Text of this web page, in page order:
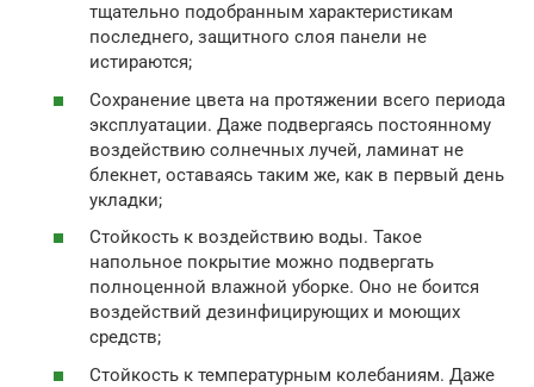
тщательно подобранным характеристикам
последнего, защитного слоя панели не
истираются;
Сохранение цвета на протяжении всего периода
эксплуатации. Даже подвергаясь постоянному
воздействию солнечных лучей, ламинат не
блекнет, оставаясь таким же, как в первый день
укладки;
Стойкость к воздействию воды. Такое
напольное покрытие можно подвергать
полноценной влажной уборке. Оно не боится
воздействий дезинфицирующих и моющих
средств;
Стойкость к температурным колебаниям. Даже